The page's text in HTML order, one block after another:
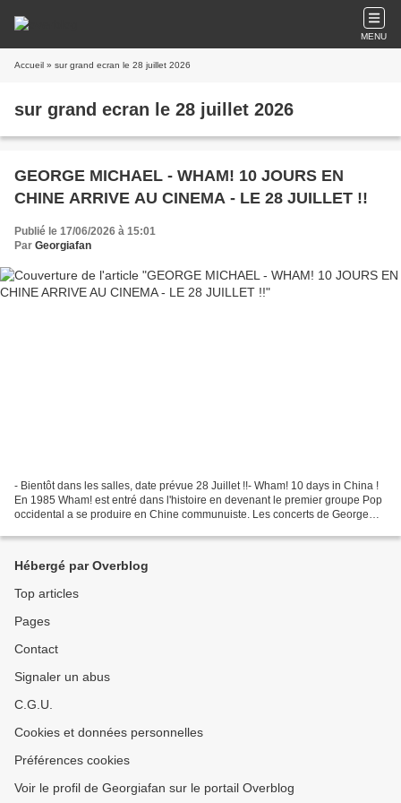
MENU
Accueil » sur grand ecran le 28 juillet 2026
sur grand ecran le 28 juillet 2026
GEORGE MICHAEL - WHAM! 10 JOURS EN
CHINE ARRIVE AU CINEMA - LE 28 JUILLET !!
Publié le 17/06/2026 à 15:01
Par Georgiafan
- Bientôt dans les salles, date prévue 28 Juillet !!- Wham! 10 days in China !
En 1985 Wham! est entré dans l'histoire en devenant le premier groupe Pop
occidental a se produire en Chine communuiste. Les concerts de George
Hébergé par Overblog
Top articles
Pages
Contact
Signaler un abus
C.G.U.
Cookies et données personnelles
Préférences cookies
Voir le profil de Georgiafan sur le portail Overblog